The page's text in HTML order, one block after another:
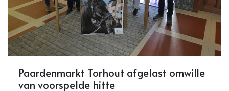
Paardenmarkt Torhout afgelast omwille
van voorspelde hitte